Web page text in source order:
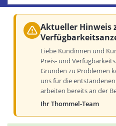
Aktueller Hinweis
Liebe Kundinnen und
Preis- und
Gründen zu Problemen
uns für die
arbeiten bereits an der
Ihr Thommel-Team